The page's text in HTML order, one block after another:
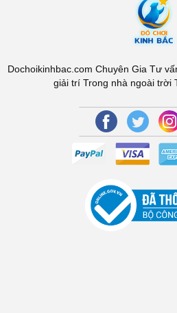
Dochoikinhbac.com Chuyên Gia Tư
giải trí Trong nhà ngoài trời